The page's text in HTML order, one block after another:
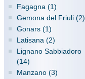
Fagagna (1)
Gemona del Friuli (2)
Gonars (1)
Latisana (2)
Lignano Sabbiadoro
(14)
Manzano (3)